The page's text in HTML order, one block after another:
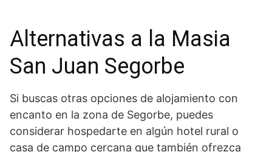
Alternativas a ⁢la Masia
San Juan Segorbe
Si buscas ‍otras opciones ​de alojamiento con
encanto en la zona de Segorbe, puedes
considerar hospedarte en ⁤algún hotel rural o
casa de campo cercana‍ que también ofrezca ​